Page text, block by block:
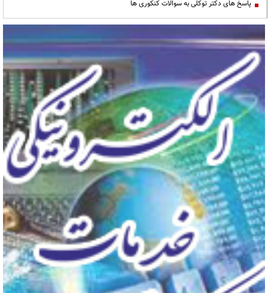
پاسخ های دکتر توکلی به سوالات کنکوری ها